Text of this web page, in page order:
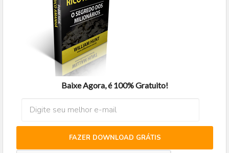
Baixe Agora, é 100% Gratuito!
FAZER DOWNLOAD GRÁTIS